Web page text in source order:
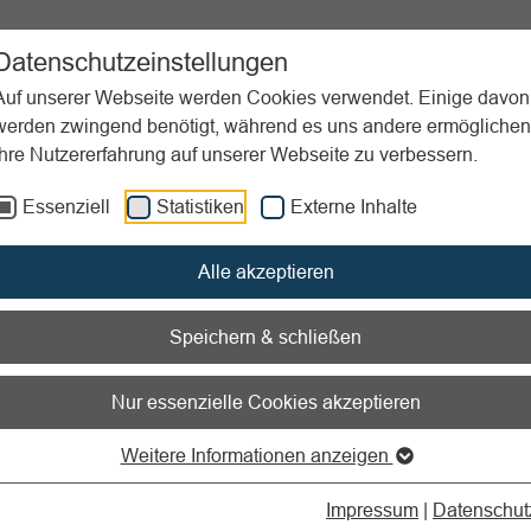
unserer Webseite werden Cookies verwendet. Einige davon
zwingend benötigt, während es uns andere
Nutzererfahrung auf unserer Webseite zu verbessern.
Essenziell Statistiken Externe Inhalte
Alle akzeptieren
Speichern & schließen
Nur essenzielle Cookies akzeptieren
Weitere Informationen anzeigen
Impressum |
Sportpraxis Aktuelles
E-Sport
zum Readspeaker öffnen
zum Thema E-Sport
E-Sport mit Miriam Langeleh